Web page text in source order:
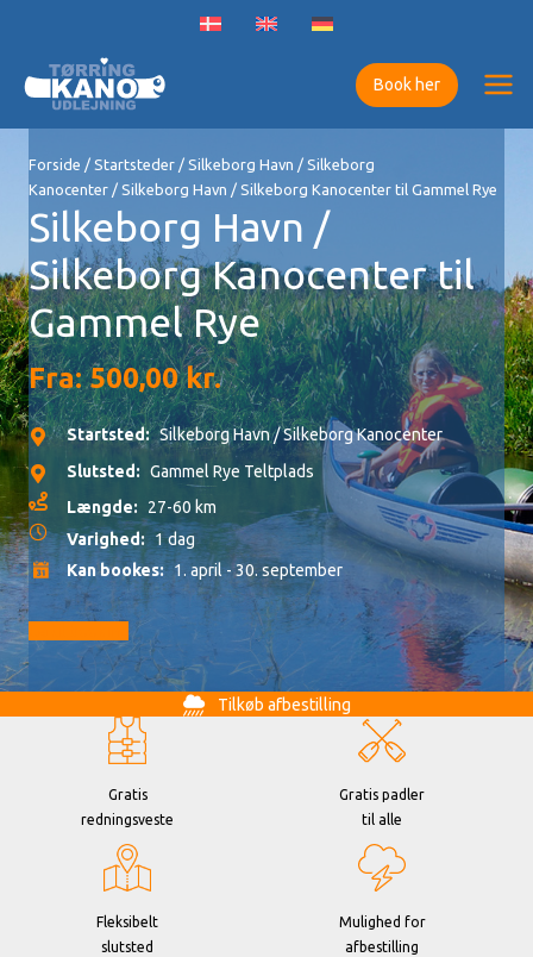
indholdet
Book her
Forside / Startsteder / Silkeborg Havn / Silkeborg
Kanocenter / Silkeborg Havn / Silkeborg Kanocenter til Gammel Rye
Silkeborg Havn /
Silkeborg Kanocenter til
Gammel Rye
Fra:500,00kr.
Startsted: Silkeborg Havn / Silkeborg Kanocenter
Slutsted: Gammel Rye Teltplads
Længde:
27-60 km
Varighed: 1 dag
Kan bookes: 1. april - 30. september
Tilkøb afbestilling
Gratis
redningsveste
Gratis padler
til alle
Fleksibelt
slutsted
Mulighed for
afbestilling